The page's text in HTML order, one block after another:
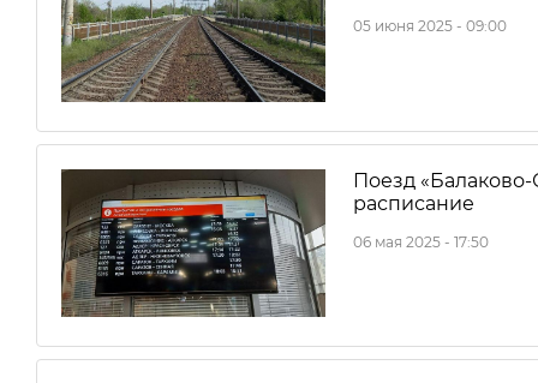
05 июня 2025 - 09:00
Поезд
расписание
06 мая 2025 - 17:50